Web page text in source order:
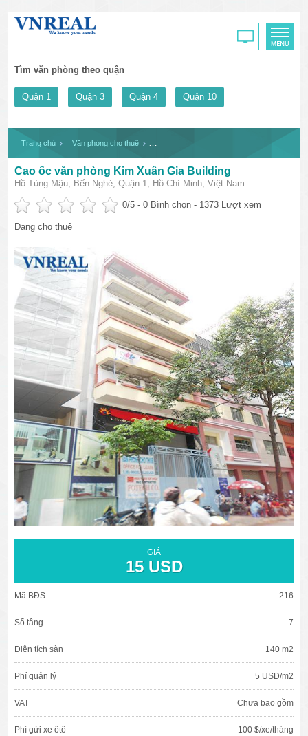
Tìm văn phòng theo quận
Quận 1 Quận 3 Quận 4 Quận 10
Trang chủ Văn phòng cho thuê
Cao ốc văn phòng Kim Xuân Gia Building
Hồ Tùng Mậu, Bến Nghé, Quận 1, Hồ Chí Minh, Việt Nam
0/5 -0 Bình chọn - 1373 Lượt xem
Đang cho thuê
GIÁ
15 USD
Mã BĐS 216
Số tầng 7
Diện tích sàn 140 m2
Phí quản lý 5 USD/m2
VAT Chưa bao gồm
Phí gửi xe ôtô 100 $/xe/tháng
văn phòng cho thuê quận 3
văn phòng quận 1
văn phòng quận 3
cao ốc văn phòng quận 1
cao ốc văn phòng quận 3